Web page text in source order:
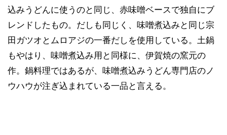
込みうどんに使うのと同じ、赤味噌ベースで独自にブ
レンドしたもの。だしも同じく、味噌煮込みと同じ宗
田ガツオとムロアジの一番だしを使用している。土鍋
もやはり、味噌煮込み用と同様に、伊賀焼の窯元の
作。鍋料理ではあるが、味噌煮込みうどん専門店のノ
ウハウが注ぎ込まれている一品と言える。